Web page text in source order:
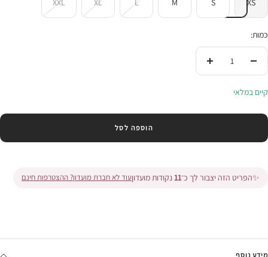
XS
S
M
L
XL
XXL
כמות:
העלי
קיים במלאי
הוספה לסל
✨הפריט הזה יצבור לך כ־11נקודות מועדוןעוד לא חברת מועדון? ההצטרפות חינם
מידע נוסף